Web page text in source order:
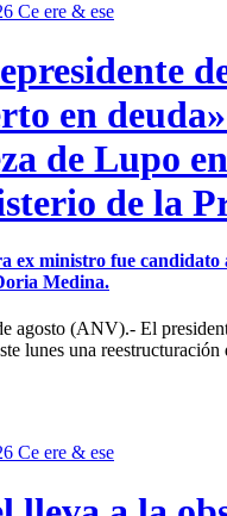
Ce ere & ese
en
de Lupo
de la
ex ministro fue candidato
Medina.
agosto (ANV).- El
lunes una reestructuración
Ce ere & ese